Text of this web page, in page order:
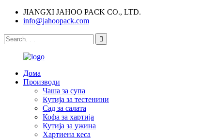
JIANGXI JAHOO PACK CO., LTD.
info@jahoopack.com
Дома
Производи
Чаша за супа
Кутија за тестенини
Сад за салата
Кофа за хартија
Кутија за ужина
Хартиена кеса